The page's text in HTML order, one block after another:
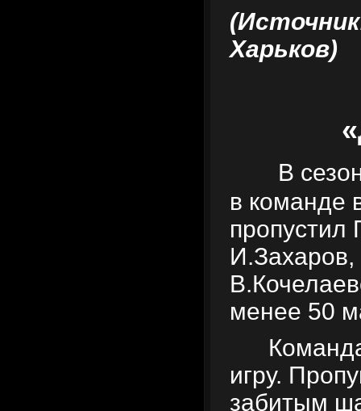
Харьков)
В
в команде
менее 50
игру.
забитым